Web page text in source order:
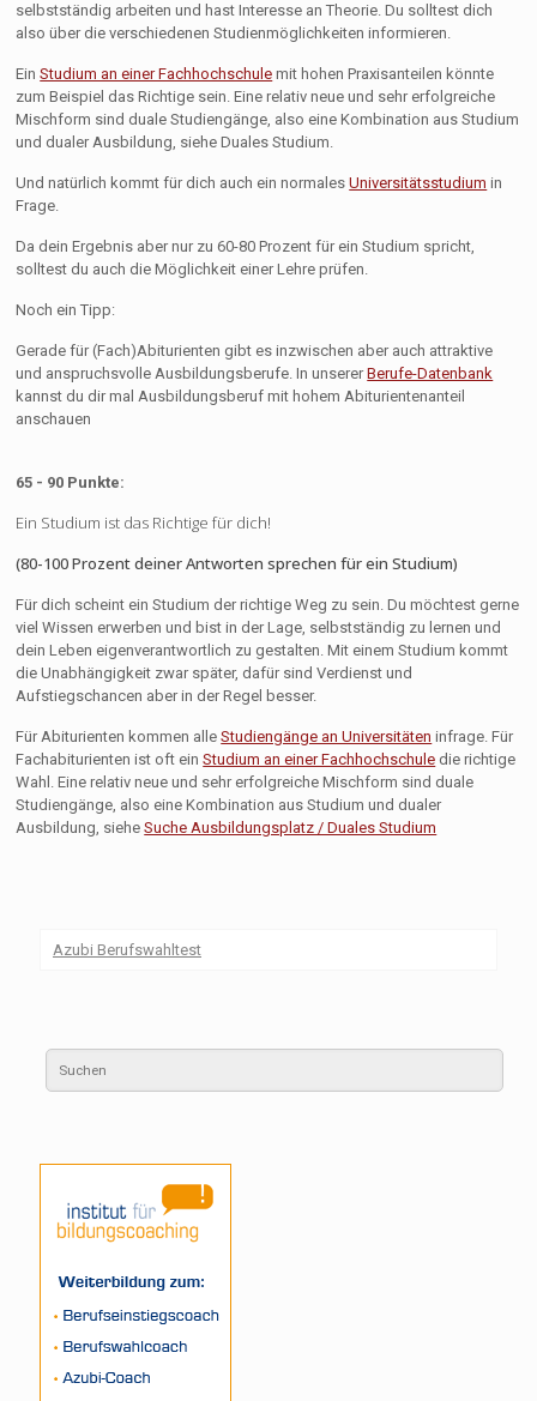
selbstständig arbeiten und hast Interesse an Theorie. Du solltest dich
also über die verschiedenen Studienmöglichkeiten informieren.
EinStudium an einer Fachhochschule mit hohen Praxisanteilen könnte
zum Beispiel das Richtige sein. Eine relativ neue und sehr erfolgreiche
Mischform sind duale Studiengänge, also eine Kombination aus Studium
und dualer Ausbildung, siehe Duales Studium.
Und natürlich kommt für dich auch ein normalesUniversitätsstudium in
Frage.
Da dein Ergebnis aber nur zu 60-80 Prozent für ein Studium spricht,
solltest du auch die Möglichkeit einer Lehre prüfen.
Noch ein Tipp:
Gerade für (Fach)Abiturienten gibt es inzwischen aber auch attraktive
und anspruchsvolle Ausbildungsberufe. In unsererBerufe-Datenbank
kannst du dir mal Ausbildungsberuf mit hohem Abiturientenanteil
anschauen
65 - 90 Punkte:
Ein Studium ist das Richtige für dich!
(80-100 Prozent deiner Antworten sprechen für ein Studium)
Für dich scheint ein Studium der richtige Weg zu sein. Du möchtest gerne
viel Wissen erwerben und bist in der Lage, selbstständig zu lernen und
dein Leben eigenverantwortlich zu gestalten. Mit einem Studium kommt
die Unabhängigkeit zwar später, dafür sind Verdienst und
Aufstiegschancen aber in der Regel besser.
Für Abiturienten kommen alleStudiengänge an Universitäten infrage. Für
Fachabiturienten ist oft einStudium an einer Fachhochschule die richtige
Wahl. Eine relativ neue und sehr erfolgreiche Mischform sind duale
Studiengänge, also eine Kombination aus Studium und dualer
Ausbildung, sieheSuche Ausbildungsplatz / Duales Studium
Azubi Berufswahltest